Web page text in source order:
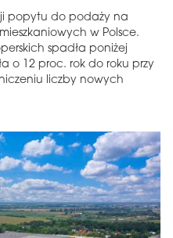
popytu do podaży na
w Polsce.
spadła poniżej
o 12 proc. rok do roku przy
liczby nowych